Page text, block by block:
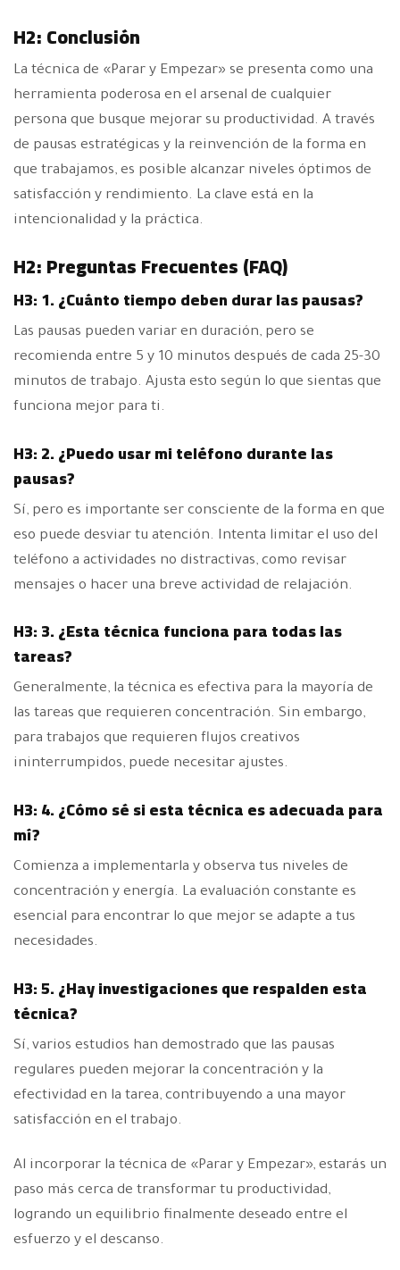
H2: Conclusión
La técnica de «Parar y Empezar» se presenta como una
herramienta poderosa en el arsenal de cualquier
persona que busque mejorar su productividad. A través
de pausas estratégicas y la reinvención de la forma en
que trabajamos, es posible alcanzar niveles óptimos de
satisfacción y rendimiento. La clave está en la
intencionalidad y la práctica.
H2: Preguntas Frecuentes (FAQ)
H3: 1. ¿Cuánto tiempo deben durar las pausas?
Las pausas pueden variar en duración, pero se
recomienda entre 5 y 10 minutos después de cada 25-30
minutos de trabajo. Ajusta esto según lo que sientas que
funciona mejor para ti.
H3: 2. ¿Puedo usar mi teléfono durante las
pausas?
Sí, pero es importante ser consciente de la forma en que
eso puede desviar tu atención. Intenta limitar el uso del
teléfono a actividades no distractivas, como revisar
mensajes o hacer una breve actividad de relajación.
H3: 3. ¿Esta técnica funciona para todas las
tareas?
Generalmente, la técnica es efectiva para la mayoría de
las tareas que requieren concentración. Sin embargo,
para trabajos que requieren flujos creativos
ininterrumpidos, puede necesitar ajustes.
H3: 4. ¿Cómo sé si esta técnica es adecuada para
mí?
Comienza a implementarla y observa tus niveles de
concentración y energía. La evaluación constante es
esencial para encontrar lo que mejor se adapte a tus
necesidades.
H3: 5. ¿Hay investigaciones que respalden esta
técnica?
Sí, varios estudios han demostrado que las pausas
regulares pueden mejorar la concentración y la
efectividad en la tarea, contribuyendo a una mayor
satisfacción en el trabajo.
Al incorporar la técnica de «Parar y Empezar», estarás un
paso más cerca de transformar tu productividad,
logrando un equilibrio finalmente deseado entre el
esfuerzo y el descanso.